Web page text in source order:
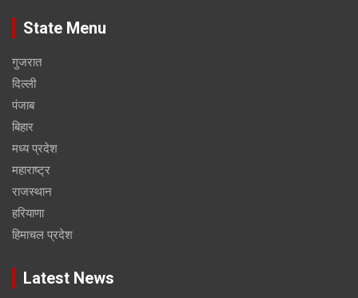
State Menu
गुजरात
दिल्ली
पंजाब
बिहार
मध्य प्रदेश
महाराष्ट्र
राजस्थान
हरियाणा
हिमाचल प्रदेश
Latest News